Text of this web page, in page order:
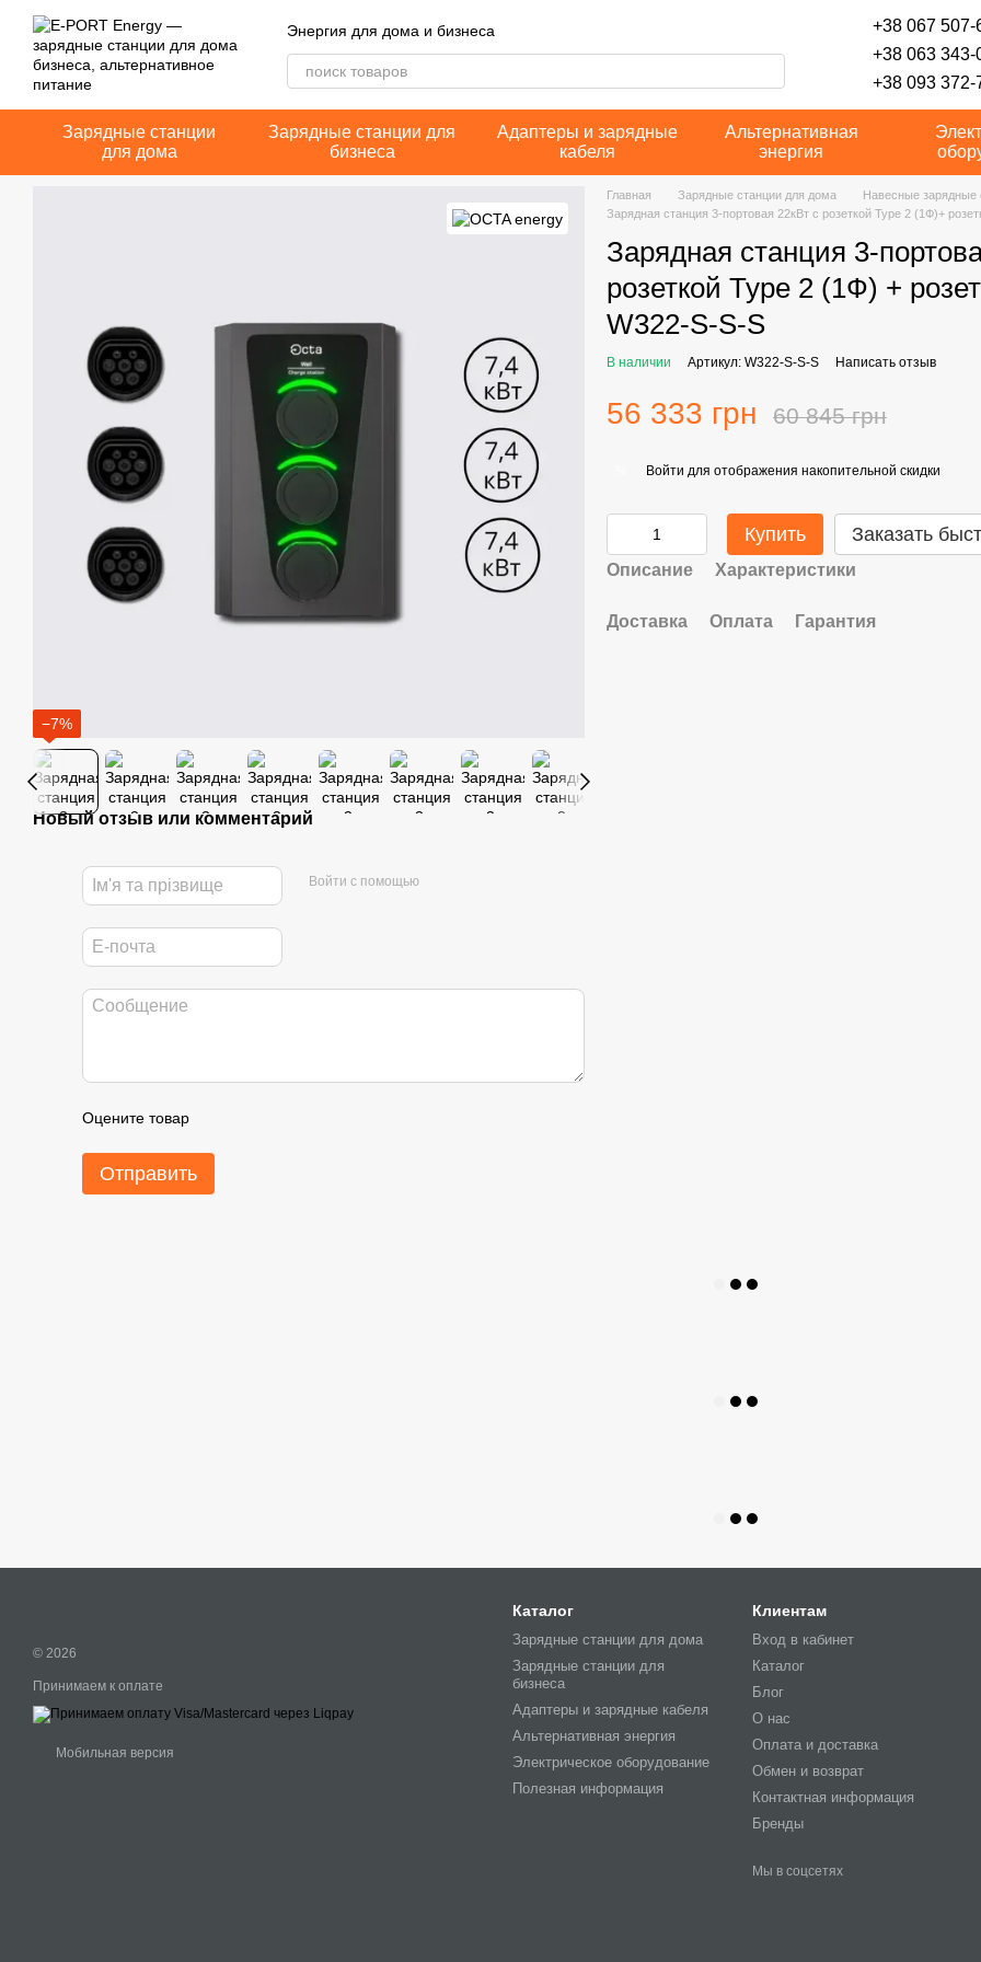
Перейти к основному контенту
Энергия для дома и бизнеса
+38 067 507-
+38 063 343-
+38 093 372-
Зарядные станции
для дома
Зарядные станции для
бизнеса
Адаптеры и зарядные
кабеля
Альтернативная
энергия
−7%
Новый отзыв или комментарий
Войти с помощью
Оцените товар
Отправить
Главная Зарядные станции для дома
Навесные зарядные
Зарядная станция 3-портовая 22кВт с розеткой Type 2 (1Ф)+
Зарядная станция 3-
розеткой Type 2 (1Ф) +
W322-S-S-S
В наличии Артикул: W322-S-S-S Написать отзыв
56 333 грн 60 845 грн
Войти для отображения накопительной скидки
Купить Заказать
Описание Характеристики
Доставка Оплата Гарантия
© 2026
Принимаем к оплате
Мобильная версия
Каталог
Зарядные станции для дома
Зарядные станции для
бизнеса
Адаптеры и зарядные кабеля
Альтернативная энергия
Электрическое оборудование
Полезная информация
Клиентам
Вход в кабинет
Каталог
Блог
О нас
Оплата и доставка
Обмен и возврат
Контактная информация
Бренды
Мы в соцсетях